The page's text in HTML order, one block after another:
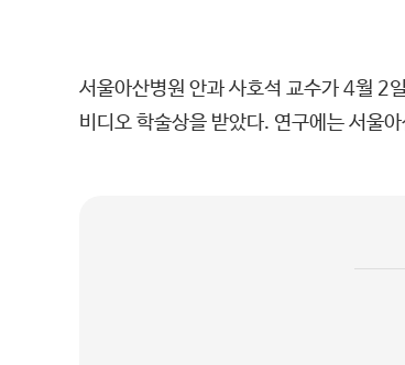
서울아산병원 안과 사호석 교수가 4월 2
비디오 학술상을 받았다. 연구에는 서울